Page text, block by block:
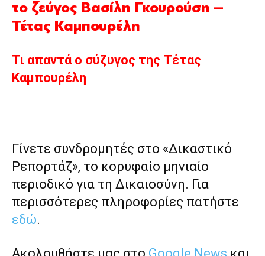
το ζεύγος Βασίλη Γκουρούση –
Τέτας Καμπουρέλη
Τι απαντά ο σύζυγος της Τέτας
Καμπουρέλη
Γίνετε συνδρομητές στο «Δικαστικό
Ρεπορτάζ», το κορυφαίο μηνιαίο
περιοδικό για τη Δικαιοσύνη. Για
περισσότερες πληροφορίες πατήστε
εδώ.